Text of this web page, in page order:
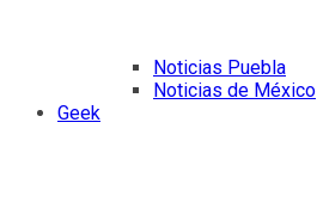
Noticias Puebla
Noticias de México
Geek